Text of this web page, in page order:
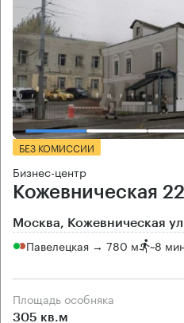
БЕЗ КОМИССИИ
Бизнес-центр
Кожевническая 22
Москва, Кожевническая
Павелецкая → 780 м ~8 мин
Площадь особняка
305 кв.м